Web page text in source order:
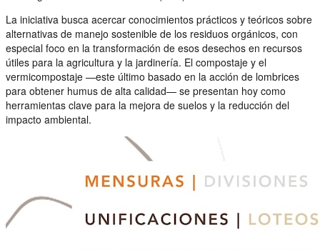
La iniciativa busca acercar conocimientos prácticos y teóricos sobre
alternativas de manejo sostenible de los residuos orgánicos, con
especial foco en la transformación de esos desechos en recursos
útiles para la agricultura y la jardinería. El compostaje y el
vermicompostaje —este último basado en la acción de lombrices
para obtener humus de alta calidad— se presentan hoy como
herramientas clave para la mejora de suelos y la reducción del
impacto ambiental.